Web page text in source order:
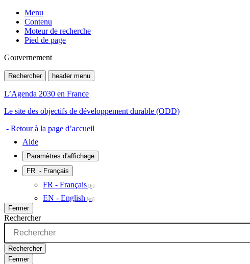
Menu
Contenu
Moteur de recherche
Pied de page
Gouvernement
Rechercher header menu
L’Agenda 2030 en France
Le site des objectifs de développement durable (ODD)
- Retour à la page d’accueil
Aide
Paramètres d'affichage
FR - Français
FR - Français
EN - English
Fermer
Rechercher
Rechercher
Fermer